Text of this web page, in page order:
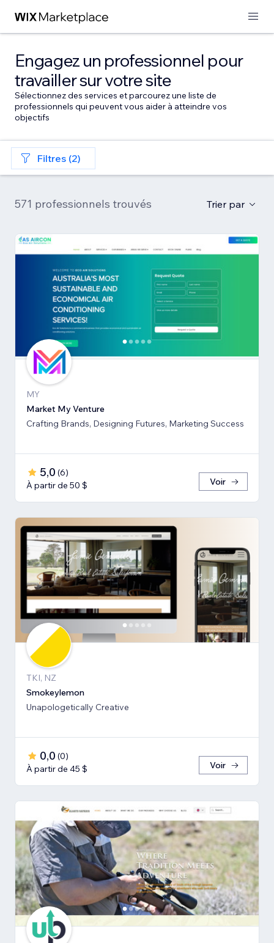
Engagez un professionnel pour
travailler sur votre site
Sélectionnez des services et parcourez une liste de
professionnels qui peuvent vous aider à atteindre vos
objectifs
Filtres (2)
571 professionnels trouvés Trier par
MY
Market My Venture
Crafting Brands, Designing Futures, Marketing Success
5,0 (6)
À partir de 50 $
Voir
TKI, NZ
Smokeylemon
Unapologetically Creative
0,0 (0)
À partir de 45 $
Voir